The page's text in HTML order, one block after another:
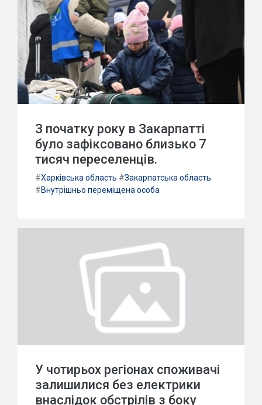
З початку року в Закарпатті
було зафіксовано близько 7
тисяч переселенців.
#Харківська область #Закарпатська область
#Внутрішньо переміщена особа
У чотирьох регіонах споживачі
залишилися без електрики
внаслідок обстрілів з боку